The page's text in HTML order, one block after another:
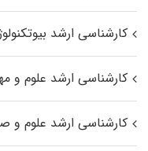
کارشناسی ارشد
کارشناسی ارشد علوم و
کارشناسی ارشد علوم و